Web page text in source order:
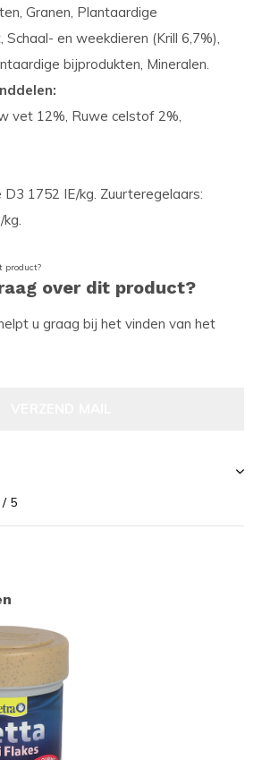
Granen, Plantaardige
en weekdieren (Krill 6,7%),
bijprodukten, Mineralen.
vet 12%, Ruwe celstof 2%,
D3 1752 IE/kg. Zuurteregelaars:
over dit product?
u graag bij het vinden van het
/ 5